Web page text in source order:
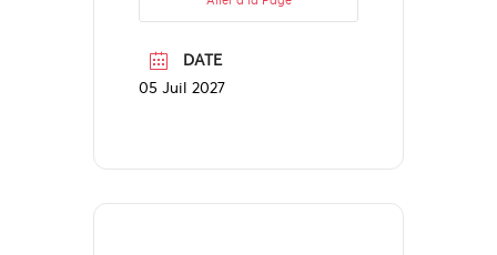
DATE
05 Juil 2027